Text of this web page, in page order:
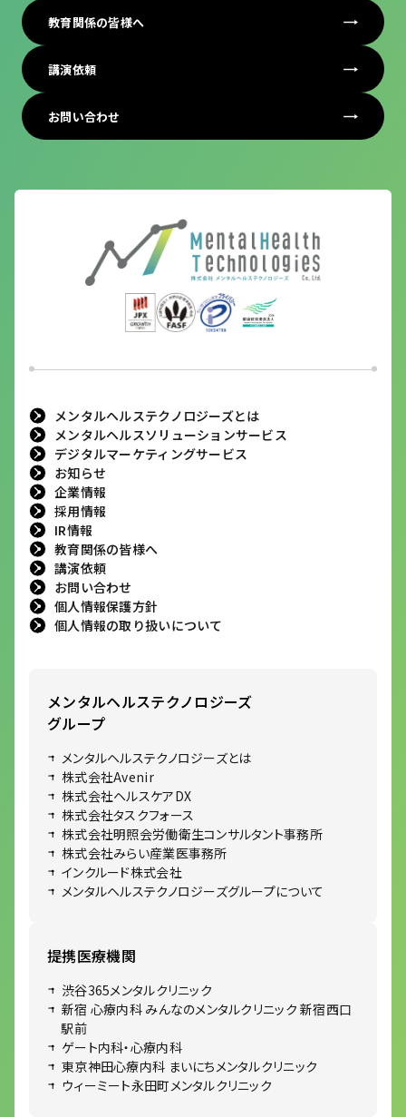
教育関係の皆様へ
講演依頼
お問い合わせ
メンタルヘルステクノロジーズとは
メンタルヘルスソリューションサービス
デジタルマーケティングサービス
お知らせ
企業情報
採用情報
IR情報
教育関係の皆様へ
講演依頼
お問い合わせ
個人情報保護方針
個人情報の取り扱いについて
メンタルヘルステクノロジーズ
グループ
メンタルヘルステクノロジーズとは
株式会社Avenir
株式会社ヘルスケアDX
株式会社タスクフォース
株式会社明照会労働衛生コンサルタント事務所
株式会社みらい産業医事務所
インクルード株式会社
メンタルヘルステクノロジーズグループについて
提携医療機関
渋谷365メンタルクリニック
新宿 心療内科 みんなのメンタルクリニック 新宿西口
駅前
ゲート内科・心療内科
東京神田心療内科 まいにちメンタルクリニック
ウィーミート永田町メンタルクリニック